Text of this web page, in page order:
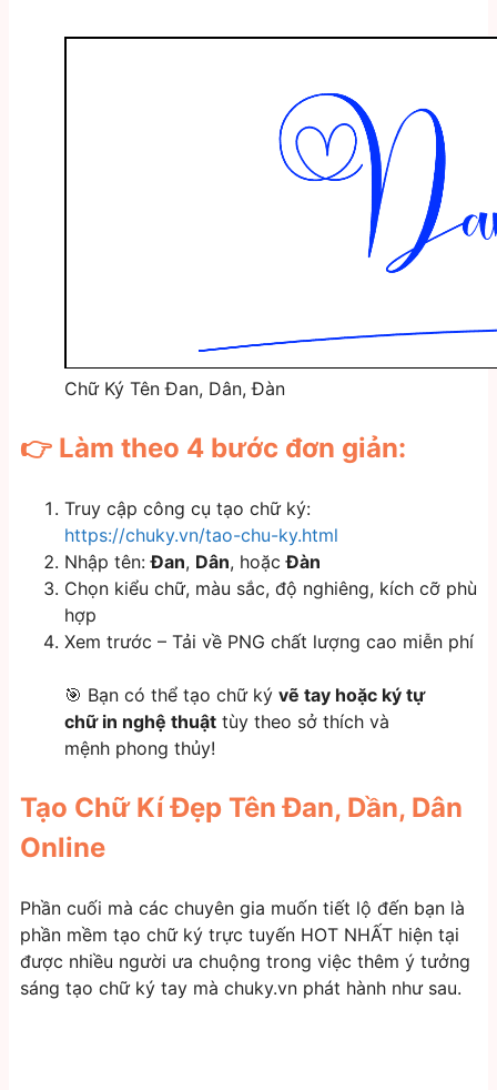
Chữ Ký Tên Đan, Dân, Đàn
👉 Làm theo 4 bước đơn giản:
Truy cập công cụ tạo chữ ký:
https://chuky.vn/tao-chu-ky.html
Nhập tên:Đan, Dân, hoặcĐàn
Chọn kiểu chữ, màu sắc, độ nghiêng, kích cỡ phù
hợp
Xem trước – Tải về PNG chất lượng cao miễn phí
🎯 Bạn có thể tạo chữ ký vẽ tay hoặc ký tự
chữ in nghệ thuật tùy theo sở thích và
mệnh phong thủy!
Tạo Chữ Kí Đẹp Tên Đan, Dần, Dân
Online
Phần cuối mà các chuyên gia muốn tiết lộ đến bạn là
phần mềm tạo chữ ký trực tuyến HOT NHẤT hiện tại
được nhiều người ưa chuộng trong việc thêm ý tưởng
sáng tạo chữ ký tay mà chuky.vn phát hành như sau.